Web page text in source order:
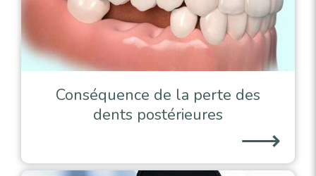
Conséquence de la perte des
dents postérieures
⟶